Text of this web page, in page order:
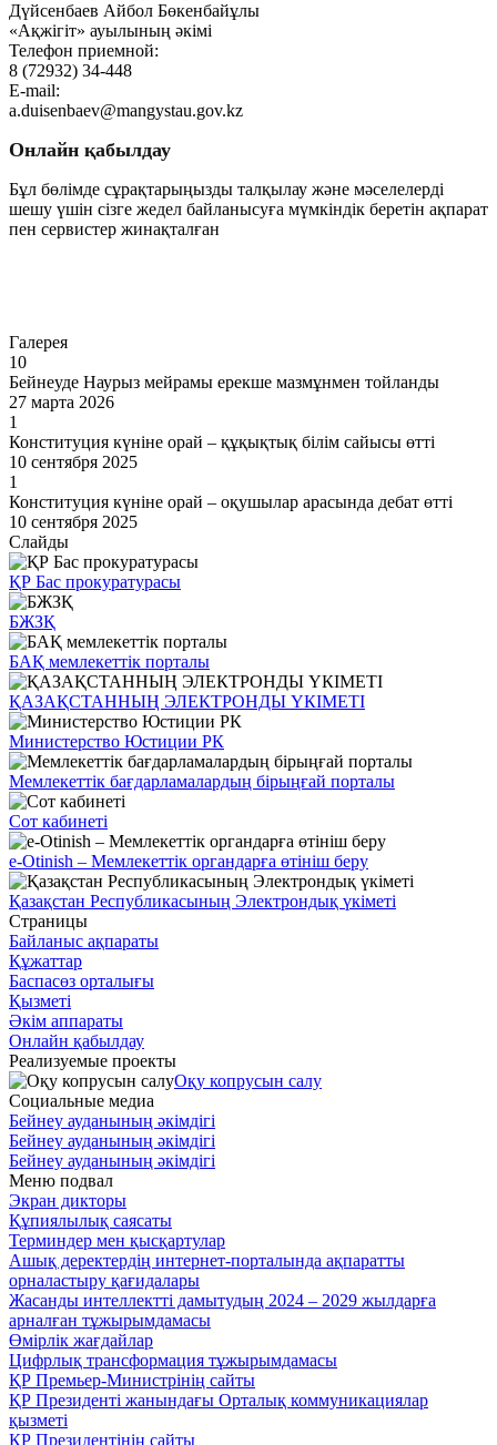
Дүйсенбаев Айбол Бөкенбайұлы
«Ақжігіт» ауылының әкімі
Телефон приемной:
8 (72932) 34-448
E-mail:
a.duisenbaev@mangystau.gov.kz
Онлайн қабылдау
Бұл бөлімде сұрақтарыңызды талқылау және мәселелерді
шешу үшін сізге жедел байланысуға мүмкіндік беретін ақпарат
пен сервистер жинақталған
Галерея
10
Бейнеуде Наурыз мейрамы ерекше мазмұнмен тойланды
27 марта 2026
1
Конституция күніне орай – құқықтық білім сайысы өтті
10 сентября 2025
1
Конституция күніне орай – оқушылар арасында дебат өтті
10 сентября 2025
Слайды
ҚР Бас прокуратурасы
БЖЗҚ
БАҚ мемлекеттік порталы
ҚАЗАҚСТАННЫҢ ЭЛЕКТРОНДЫ ҮКІМЕТІ
Министерство Юстиции РК
Мемлекеттік бағдарламалардың бірыңғай порталы
Сот кабинеті
e-Otinish – Мемлекеттік органдарға өтініш беру
Қазақстан Республикасының Электрондық үкіметі
Страницы
Байланыс ақпараты
Құжаттар
Баспасөз орталығы
Қызметі
Әкім аппараты
Онлайн қабылдау
Реализуемые проекты
Оқу копрусын салу
Социальные медиа
Бейнеу ауданының әкімдігі
Бейнеу ауданының әкімдігі
Бейнеу ауданының әкімдігі
Меню подвал
Экран дикторы
Құпиялылық саясаты
Терминдер мен қысқартулар
Ашық деректердің интернет-порталында ақпаратты
орналастыру қағидалары
Жасанды интеллектті дамытудың 2024 – 2029 жылдарға
арналған тұжырымдамасы
Өмірлік жағдайлар
Цифрлық трансформация тұжырымдамасы
ҚР Премьер-Министрінің сайты
ҚР Президенті жанындағы Орталық коммуникациялар
қызметі
ҚР Президентінің сайты